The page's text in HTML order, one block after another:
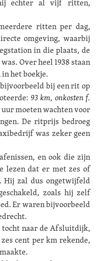
hij echter al vijf ritten,
ritten per dag,
omgeving, waarbij
in die plaats, de
Over heel 1938 staan
het boekje.
bij een rit op
93 km, onkosten f.
moeten wachten voor
De ritprijs bedroeg
was zeker geen
en ook die zijn
lezen dat er met zes of
Hij zal dus ongetwijfeld
zoals hij zelf
Er waren bijvoorbeeld
tocht naar de Afsluitdijk,
cent per km rekende,